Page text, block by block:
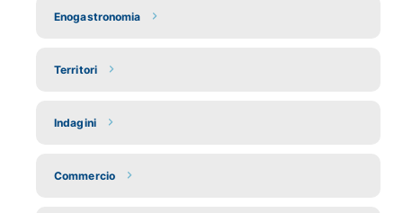
Enogastronomia
Territori
Indagini
Commercio